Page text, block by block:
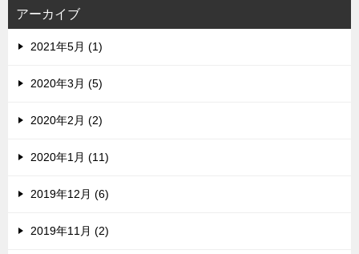
ス
アーカイブ
2021年5月 (1)
2020年3月 (5)
2020年2月 (2)
2020年1月 (11)
2019年12月 (6)
2019年11月 (2)